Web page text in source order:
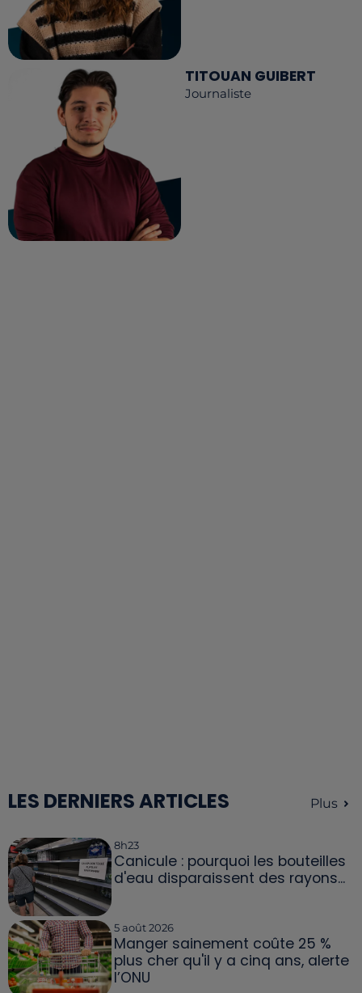
TITOUAN GUIBERT
Journaliste
LES DERNIERS ARTICLES Plus
8h23
Canicule : pourquoi les bouteilles
d'eau disparaissent des rayons...
5 août 2026
Manger sainement coûte 25 %
plus cher qu'il y a cinq ans, alerte
l’ONU